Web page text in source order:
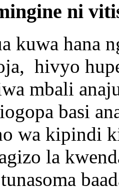
ni
kuwa hana
hivyo
mbali
basi
wa kipindi
la